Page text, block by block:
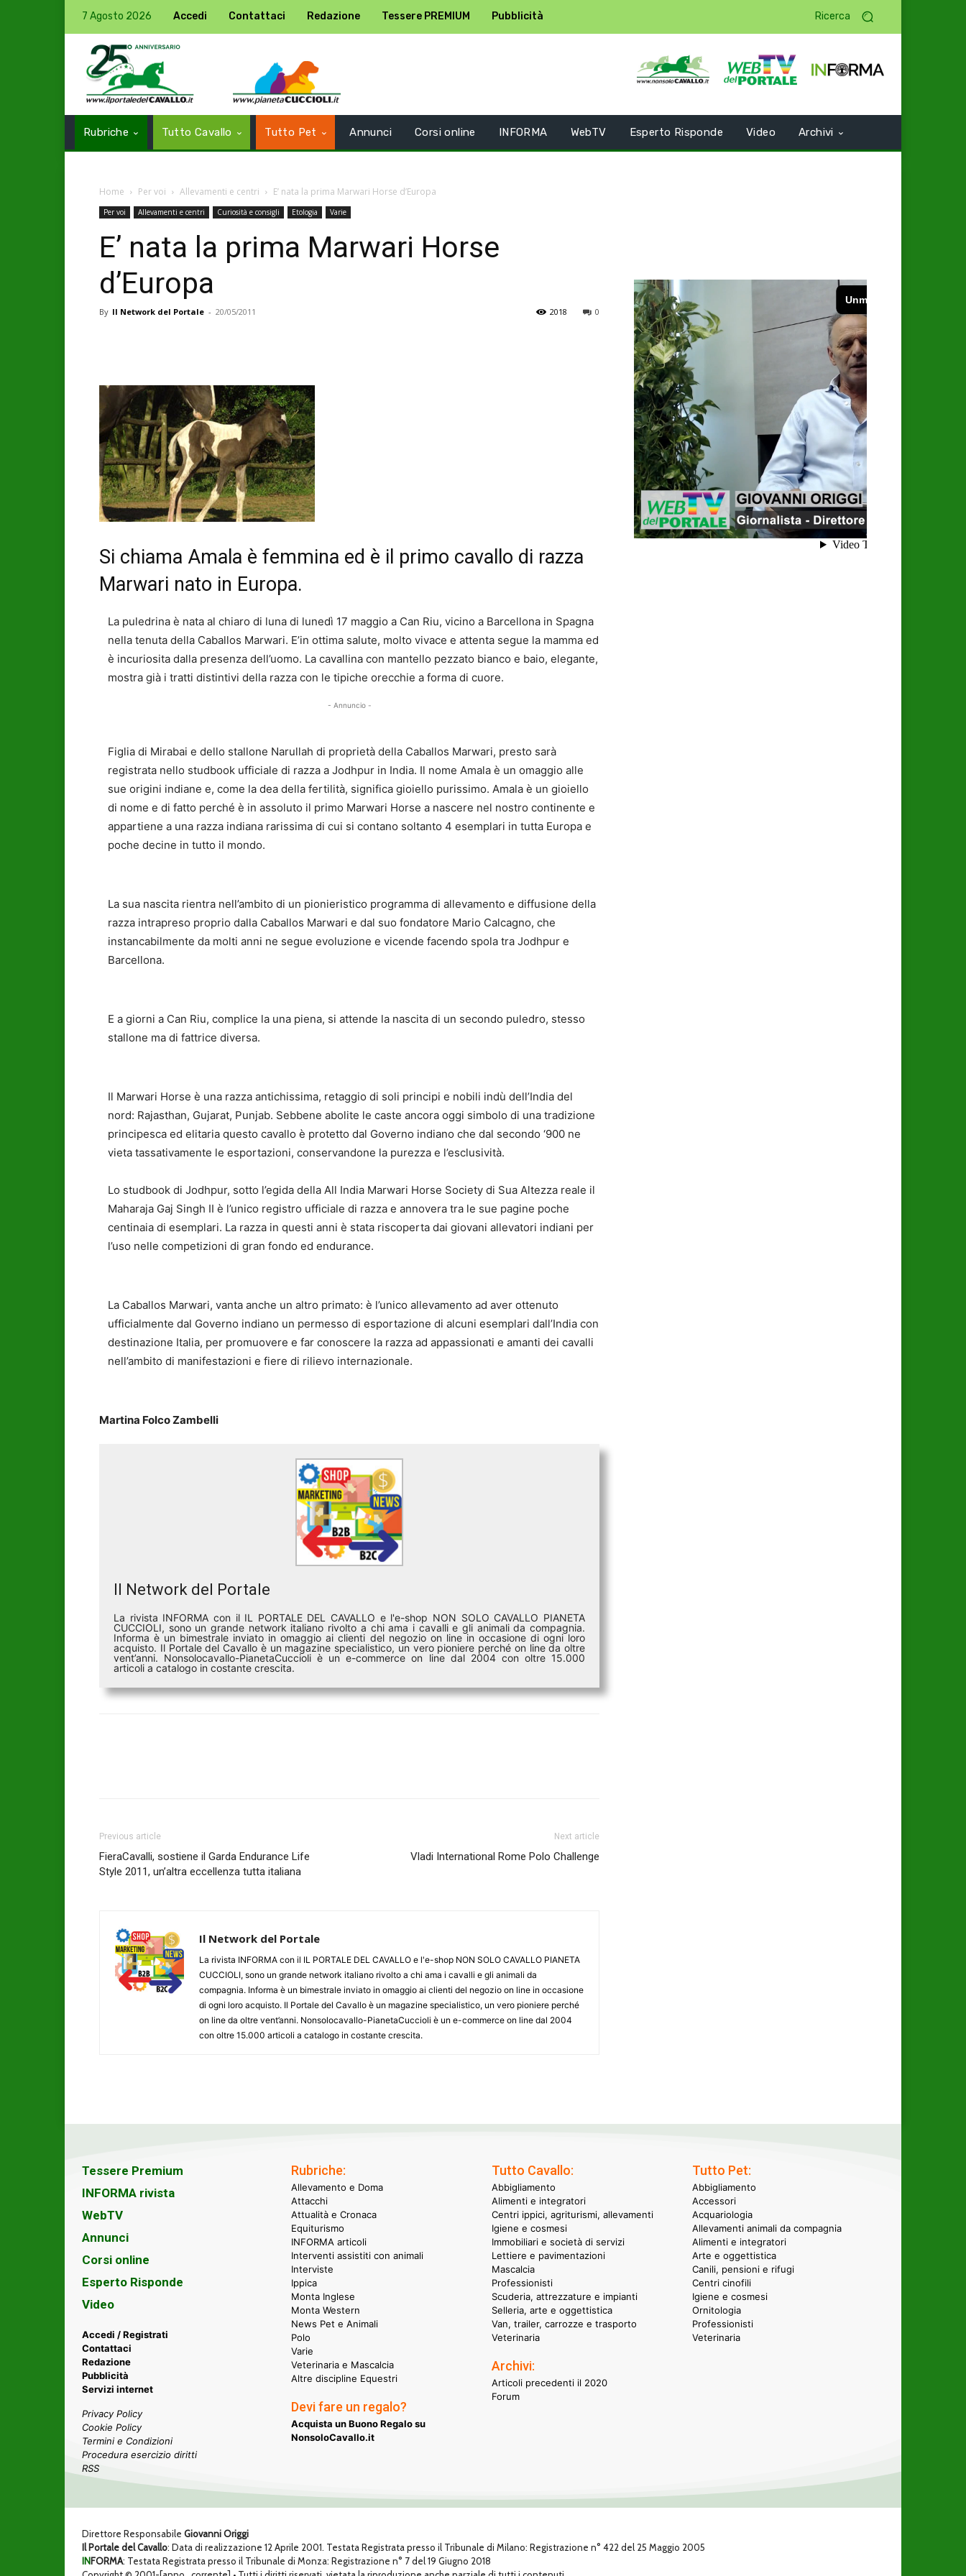
7 Agosto 2026 Accedi Contattaci Redazione Tessere PREMIUM Pubblicità Ricerca
Rubriche Tutto Cavallo Tutto Pet Annunci Corsi online INFORMA WebTV Esperto Risponde Video Archivi
Home Per voi Allevamenti e centri E’ nata la prima Marwari Horse d’Europa
Per voi Allevamenti e centri Curiosità e consigli Etologia Varie
E’ nata la prima Marwari Horse
d’Europa
By Il Network del Portale - 20/05/2011 0
2018
Si chiama Amala è femmina ed è il primo cavallo di razza
Marwari nato in Europa.
La puledrina è nata al chiaro di luna di lunedì 17 maggio a Can Riu, vicino a Barcellona in Spagna
nella tenuta della Caballos Marwari. E’in ottima salute, molto vivace e attenta segue la mamma ed
è incuriosita dalla presenza dell’uomo. La cavallina con mantello pezzato bianco e baio, elegante,
mostra già i tratti distintivi della razza con le tipiche orecchie a forma di cuore.
- Annuncio -
Figlia di Mirabai e dello stallone Narullah di proprietà della Caballos Marwari, presto sarà
registrata nello studbook ufficiale di razza a Jodhpur in India. Il nome Amala è un omaggio alle
sue origini indiane e, come la dea della fertilità, significa gioiello purissimo. Amala è un gioiello
di nome e di fatto perché è in assoluto il primo Marwari Horse a nascere nel nostro continente e
appartiene a una razza indiana rarissima di cui si contano soltanto 4 esemplari in tutta Europa e
poche decine in tutto il mondo.
La sua nascita rientra nell’ambito di un pionieristico programma di allevamento e diffusione della
razza intrapreso proprio dalla Caballos Marwari e dal suo fondatore Mario Calcagno, che
instancabilmente da molti anni ne segue evoluzione e vicende facendo spola tra Jodhpur e
Barcellona.
E a giorni a Can Riu, complice la una piena, si attende la nascita di un secondo puledro, stesso
stallone ma di fattrice diversa.
Il Marwari Horse è una razza antichissima, retaggio di soli principi e nobili indù dell’India del
nord: Rajasthan, Gujarat, Punjab. Sebbene abolite le caste ancora oggi simbolo di una tradizione
principesca ed elitaria questo cavallo è protetto dal Governo indiano che dal secondo ‘900 ne
vieta tassativamente le esportazioni, conservandone la purezza e l’esclusività.
Lo studbook di Jodhpur, sotto l’egida della All India Marwari Horse Society di Sua Altezza reale il
Maharaja Gaj Singh II è l’unico registro ufficiale di razza e annovera tra le sue pagine poche
centinaia di esemplari. La razza in questi anni è stata riscoperta dai giovani allevatori indiani per
l’uso nelle competizioni di gran fondo ed endurance.
La Caballos Marwari, vanta anche un altro primato: è l’unico allevamento ad aver ottenuto
ufficialmente dal Governo indiano un permesso di esportazione di alcuni esemplari dall’India con
destinazione Italia, per promuovere e far conoscere la razza ad appassionati e amanti dei cavalli
nell’ambito di manifestazioni e fiere di rilievo internazionale.
Martina Folco Zambelli
Il Network del Portale
La rivista INFORMA con il IL PORTALE DEL CAVALLO e l'e-shop NON SOLO CAVALLO PIANETA
CUCCIOLI, sono un grande network italiano rivolto a chi ama i cavalli e gli animali da compagnia.
Informa è un bimestrale inviato in omaggio ai clienti del negozio on line in occasione di ogni loro
acquisto. Il Portale del Cavallo è un magazine specialistico, un vero pioniere perché on line da oltre
vent’anni. Nonsolocavallo-PianetaCuccioli è un e-commerce on line dal 2004 con oltre 15.000
articoli a catalogo in costante crescita.
Previous article
FieraCavalli, sostiene il Garda Endurance Life
Style 2011, un’altra eccellenza tutta italiana
Next article
Vladi International Rome Polo Challenge
Il Network del Portale
La rivista INFORMA con il IL PORTALE DEL CAVALLO e l'e-shop NON SOLO CAVALLO PIANETA
CUCCIOLI, sono un grande network italiano rivolto a chi ama i cavalli e gli animali da
compagnia. Informa è un bimestrale inviato in omaggio ai clienti del negozio on line in occasione
di ogni loro acquisto. Il Portale del Cavallo è un magazine specialistico, un vero pioniere perché
on line da oltre vent’anni. Nonsolocavallo-PianetaCuccioli è un e-commerce on line dal 2004
con oltre 15.000 articoli a catalogo in costante crescita.
Tessere Premium
INFORMA rivista
WebTV
Annunci
Corsi online
Esperto Risponde
Video
Accedi / Registrati
Contattaci
Redazione
Pubblicità
Servizi internet
Privacy Policy
Cookie Policy
Termini e Condizioni
Procedura esercizio diritti
RSS
Rubriche:
Allevamento e Doma
Attacchi
Attualità e Cronaca
Equiturismo
INFORMA articoli
Interventi assistiti con animali
Interviste
Ippica
Monta Inglese
Monta Western
News Pet e Animali
Polo
Varie
Veterinaria e Mascalcia
Altre discipline Equestri
Devi fare un regalo?
Acquista un Buono Regalo su
NonsoloCavallo.it
Tutto Cavallo:
Abbigliamento
Alimenti e integratori
Centri ippici, agriturismi, allevamenti
Igiene e cosmesi
Immobiliari e società di servizi
Lettiere e pavimentazioni
Mascalcia
Professionisti
Scuderia, attrezzature e impianti
Selleria, arte e oggettistica
Van, trailer, carrozze e trasporto
Veterinaria
Archivi:
Articoli precedenti il 2020
Forum
Tutto Pet:
Abbigliamento
Accessori
Acquariologia
Allevamenti animali da compagnia
Alimenti e integratori
Arte e oggettistica
Canili, pensioni e rifugi
Centri cinofili
Igiene e cosmesi
Ornitologia
Professionisti
Veterinaria
Direttore Responsabile Giovanni Origgi
Il Portale del Cavallo: Data di realizzazione 12 Aprile 2001. Testata Registrata presso il Tribunale di Milano: Registrazione n° 422 del 25 Maggio 2005
INFORMA: Testata Registrata presso il Tribunale di Monza: Registrazione n° 7 del 19 Giugno 2018